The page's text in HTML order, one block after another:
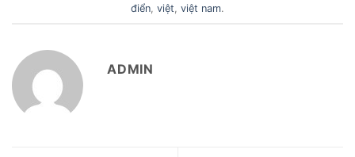
điển, việt, việt nam.
ADMIN